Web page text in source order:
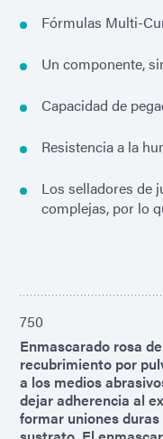
Fórmulas Multi-
Un componente,
Capacidad de
Resistencia a la
Los selladores de
complejas, por lo
750
Enmascarado rosa
recubrimiento por
a los medios
dejar adherencia al
formar uniones